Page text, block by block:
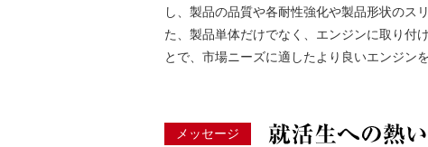
し、製品の品質や各耐性強化や製品形状のス
た、製品単体だけでなく、エンジンに取り付
とで、市場ニーズに適したより良いエンジン
メッセージ